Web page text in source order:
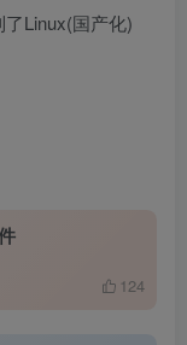
Linux(国产化)
124